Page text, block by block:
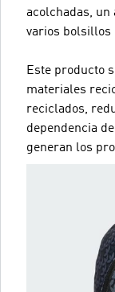
acolchadas,
varios bolsillos
Este producto
materiales
reciclados,
dependencia
generan los